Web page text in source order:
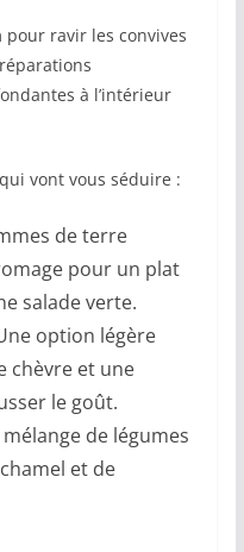
pour ravir les convives
à l’intérieur
vont vous séduire :
de terre
pour un plat
salade verte.
option légère
chèvre et une
le goût.
mélange de légumes
et de